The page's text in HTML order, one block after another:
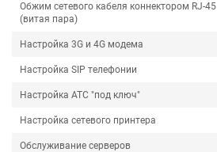
Обжим сетевого кабеля коннектором RJ-45
(витая пара)
Настройка 3G и 4G модема
Настройка SIP телефонии
Настройка АТС "под ключ"
Настройка сетевого принтера
Обслуживание серверов